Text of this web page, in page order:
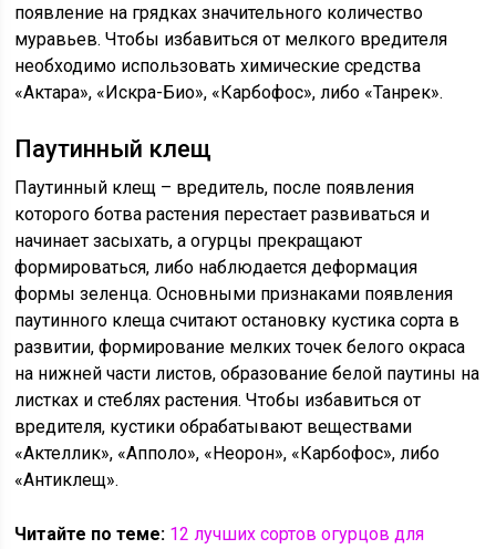
появление на грядках значительного количество
муравьев. Чтобы избавиться от мелкого вредителя
необходимо использовать химические средства
«Актара», «Искра-Био», «Карбофос», либо «Танрек».
Паутинный клещ
Паутинный клещ – вредитель, после появления
которого ботва растения перестает развиваться и
начинает засыхать, а огурцы прекращают
формироваться, либо наблюдается деформация
формы зеленца. Основными признаками появления
паутинного клеща считают остановку кустика сорта в
развитии, формирование мелких точек белого окраса
на нижней части листов, образование белой паутины на
листках и стеблях растения. Чтобы избавиться от
вредителя, кустики обрабатывают веществами
«Актеллик», «Апполо», «Неорон», «Карбофос», либо
«Антиклещ».
Читайте по теме: 12 лучших сортов огурцов для